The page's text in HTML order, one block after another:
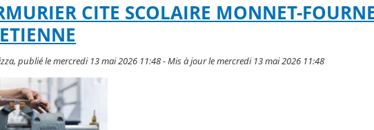
CITE SCOLAIRE MONNET-
publié le mercredi 13 mai 2026 11:48 - Mis à jour le mercredi 13 mai 2026 11:48